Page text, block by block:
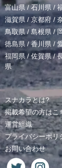
富山県 /石川県/
滋賀県 / 京都府 /
鳥取県/ 島根県 /
徳島県 /香川県 /
福岡県/佐賀県/
県
スナカラとは?
掲載希望の方はこ
運営組織
プライバシーポリ
お問い合わせ